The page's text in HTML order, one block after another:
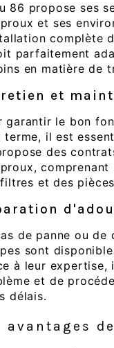
86 propose ses
et ses
complète
parfaitement
en matière de
et
garantir le bon
terme, il est
des
et des
de panne ou
sont
à leur
et de
délais.
avantages